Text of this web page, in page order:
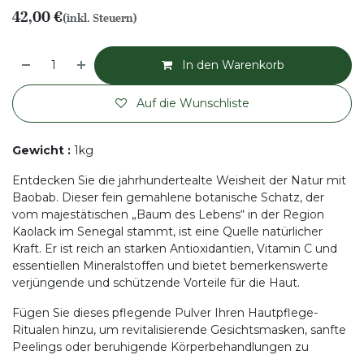
42,00€(inkl. Steuern)
In den Warenkorb
Auf die Wunschliste
Gewicht : 1kg
Entdecken Sie die jahrhundertealte Weisheit der Natur mit
Baobab. Dieser fein gemahlene botanische Schatz, der
vom majestätischen „Baum des Lebens“ in der Region
Kaolack im Senegal stammt, ist eine Quelle natürlicher
Kraft. Er ist reich an starken Antioxidantien, Vitamin C und
essentiellen Mineralstoffen und bietet bemerkenswerte
verjüngende und schützende Vorteile für die Haut.
Fügen Sie dieses pflegende Pulver Ihren Hautpflege-
Ritualen hinzu, um revitalisierende Gesichtsmasken, sanfte
Peelings oder beruhigende Körperbehandlungen zu